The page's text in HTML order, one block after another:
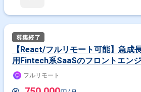
瞰した視座で言語、フレームワーク、ミドルウ
索・情報提供を行い、プロダクトチーム内の
少ない学習コストで開発の品質・速度を加速し
ウェアを扱うための情報をプロダクト開発チー
- プロダクトチームが抱える技術的高難度な問
【React/フルリモート可能】急成
用Fintech系SaaSのフロントエン
フルリモート